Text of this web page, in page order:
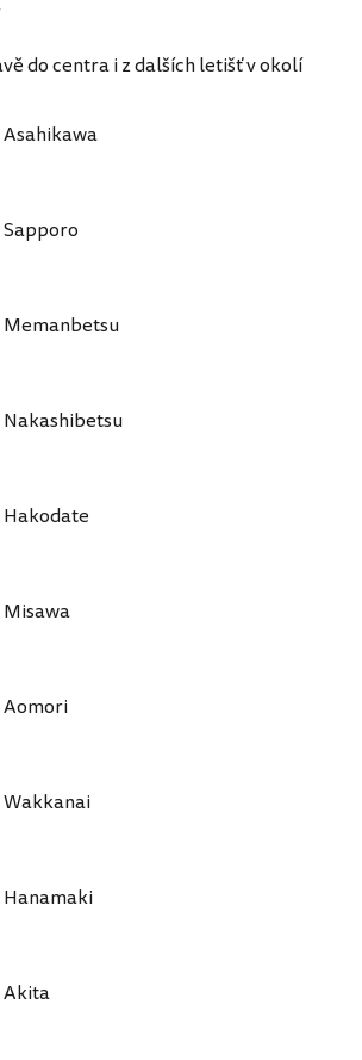
do centra i z dalších letišť v okolí
Akita